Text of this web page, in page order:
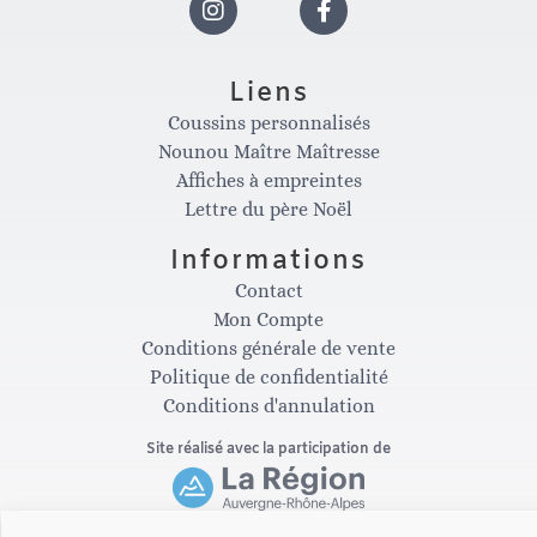
I
n
s
t
a
g
r
a
F
a
c
e
b
o
o
k
Liens
Coussins personnalisés
Nounou Maître Maîtresse
Affiches à empreintes
Lettre du père Noël
Informations
Contact
Mon Compte
Conditions générale de vente
Politique de confidentialité
Conditions d'annulation
Site réalisé avec la participation de